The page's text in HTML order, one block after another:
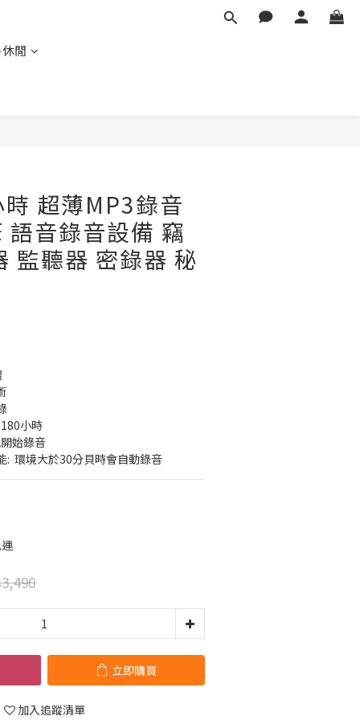
閒
超薄MP3錄音
語音錄音設備 竊
監聽器 密錄器 秘
小時
始錄音
:  環境大於30分貝時會自動錄音
立即購買
加入追蹤清單